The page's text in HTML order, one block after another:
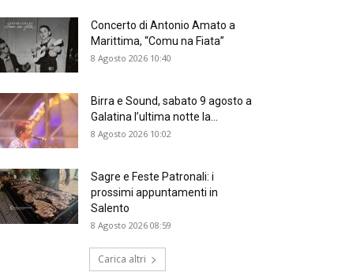
Concerto di Antonio Amato a
Marittima, “Comu na Fiata”
8 Agosto 2026 10:40
Birra e Sound, sabato 9 agosto a
Galatina l’ultima notte la...
8 Agosto 2026 10:02
Sagre e Feste Patronali: i
prossimi appuntamenti in
Salento
8 Agosto 2026 08:59
Carica altri